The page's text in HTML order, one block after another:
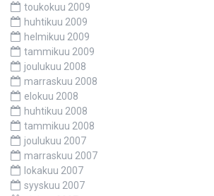
toukokuu 2009
huhtikuu 2009
helmikuu 2009
tammikuu 2009
joulukuu 2008
marraskuu 2008
elokuu 2008
huhtikuu 2008
tammikuu 2008
joulukuu 2007
marraskuu 2007
lokakuu 2007
syyskuu 2007